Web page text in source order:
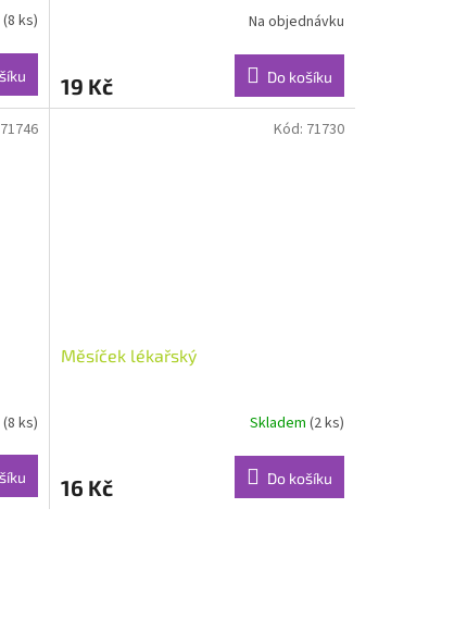
(8 ks) Na objednávku
19 Kč Do košíku
(8 ks)
71746
Měsíček lékařský
Skladem (2 ks)
16 Kč Do košíku
Kód: 71730